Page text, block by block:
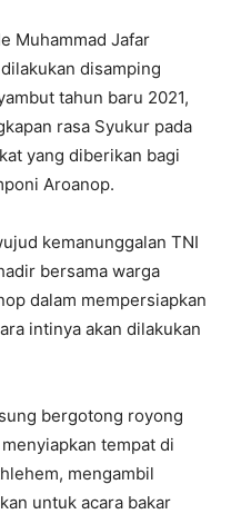
Muhammad Jafar
disamping
tahun baru 2021,
rasa Syukur pada
yang diberikan bagi
Aroanop.
kemanunggalan TNI
bersama warga
dalam mempersiapkan
intinya akan dilakukan
bergotong royong
tempat di
mengambil
untuk acara bakar